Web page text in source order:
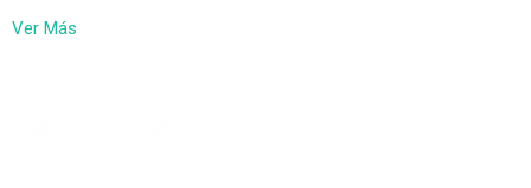
Ver Más